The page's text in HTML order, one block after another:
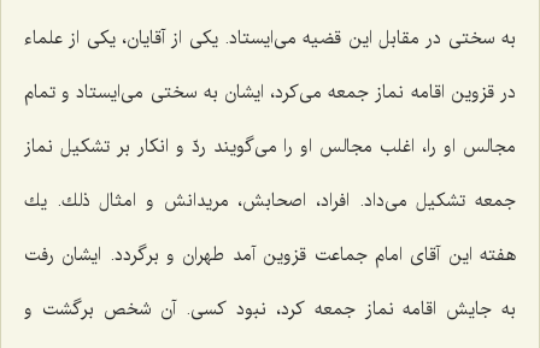
به سختی در مقابل این قضیه می‌ایستاد. یكی از آقایان، یكی از علماء
در قزوین اقامه نماز جمعه می‌كرد، ایشان به سختی می‌ایستاد و تمام
مجالس او را، اغلب مجالس او را می‌گویند ردّ و انكار بر تشكیل نماز
جمعه تشكیل می‌داد. افراد، اصحابش، مریدانش و امثال ذلك. یك
هفته این آقای امام جماعت قزوین آمد طهران و برگردد. ایشان رفت
به جایش اقامه نماز جمعه كرد، نبود كسی. آن شخص برگشت و